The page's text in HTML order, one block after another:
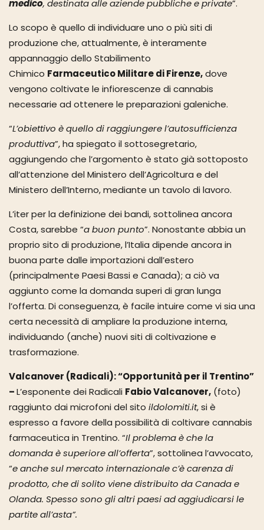
medico, destinata alle aziende pubbliche e private”.
Lo scopo è quello di individuare uno o più siti di
produzione che, attualmente, è interamente
appannaggio dello Stabilimento
Chimico Farmaceutico Militare di Firenze,dove
vengono coltivate le infiorescenze di cannabis
necessarie ad ottenere le preparazioni galeniche.
“L’obiettivo è quello di raggiungere l’autosufficienza
produttiva”, ha spiegato il sottosegretario,
aggiungendo che l’argomento è stato già sottoposto
all’attenzione del Ministero dell’Agricoltura e del
Ministero dell’Interno, mediante un tavolo di lavoro.
L’iter per la definizione dei bandi, sottolinea ancora
Costa, sarebbe “a buon punto”. Nonostante abbia un
proprio sito di produzione, l’Italia dipende ancora in
buona parte dalle importazioni dall’estero
(principalmente Paesi Bassi e Canada); a ciò va
aggiunto come la domanda superi di gran lunga
l’offerta. Di conseguenza, è facile intuire come vi sia una
certa necessità di ampliare la produzione interna,
individuando (anche) nuovi siti di coltivazione e
trasformazione.
Valcanover (Radicali): “Opportunità per il Trentino”
–L’esponente dei Radicali Fabio Valcanover, (foto)
raggiunto dai microfoni del sito ildolomiti.it, si è
espresso a favore della possibilità di coltivare cannabis
farmaceutica in Trentino. “Il problema è che la
domanda è superiore all’offerta”, sottolinea l’avvocato,
“e anche sul mercato internazionale c’è carenza di
prodotto, che di solito viene distribuito da Canada e
Olanda. Spesso sono gli altri paesi ad aggiudicarsi le
partite all’asta”.